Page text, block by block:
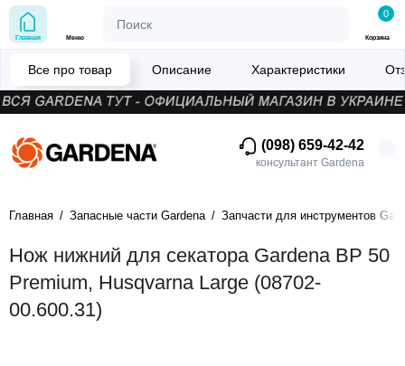
(098) 659-42-42
консультант Gardena
Главная Меню
0
Корзина
Главная Запасные части Gardena Запчасти для инструментов
Нож нижний для секатора Gardena BP 50
Premium, Husqvarna Large (08702-
00.600.31)
Все про товар Описание Характеристики